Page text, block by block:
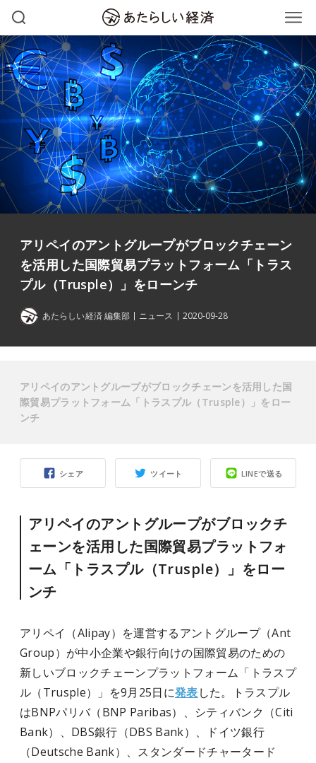
アリペイのアントグループがブロックチェーン
を活用した国際貿易プラットフォーム「トラス
プル（Trusple）」をローンチ
あたらしい経済 編集部 ニュース 2020-09-28
シェア ツイート LINEで送る
アリペイのアントグループがブロックチ
ェーンを活用した国際貿易プラットフォ
ーム「トラスプル（Trusple）」をロー
ンチ
アリペイ（Alipay）を運営するアントグループ（Ant
Group）が中小企業や銀行向けの国際貿易のための
新しいブロックチェーンプラットフォーム「トラスプ
ル（Trusple）」を9月25日に発表した。トラスプル
はBNPパリバ（BNP Paribas）、シティバンク（Citi
Bank）、DBS銀行（DBS Bank）、ドイツ銀行
（Deutsche Bank）、スタンダードチャータード
アリペイのアントグループがブロックチェーンを活用した国
際貿易プラットフォーム「トラスプル（Trusple）」をロー
ンチ